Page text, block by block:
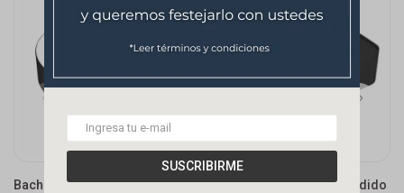
SUSCRIBIRME
Bacha De Sobreponer Redonda Bacha De Apoyo O Suspendido